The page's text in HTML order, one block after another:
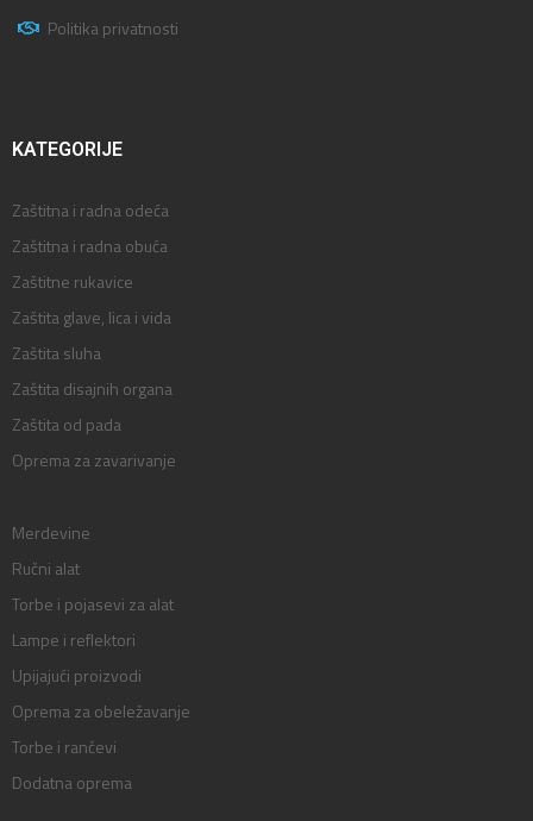
Politika privatnosti
KATEGORIJE
Zaštitna i radna odeća
Zaštitna i radna obuća
Zaštitne rukavice
Zaštita glave, lica i vida
Zaštita sluha
Zaštita disajnih organa
Zaštita od pada
Oprema za zavarivanje
Merdevine
Ručni alat
Torbe i pojasevi za alat
Lampe i reflektori
Upijajući proizvodi
Oprema za obeležavanje
Torbe i rančevi
Dodatna oprema